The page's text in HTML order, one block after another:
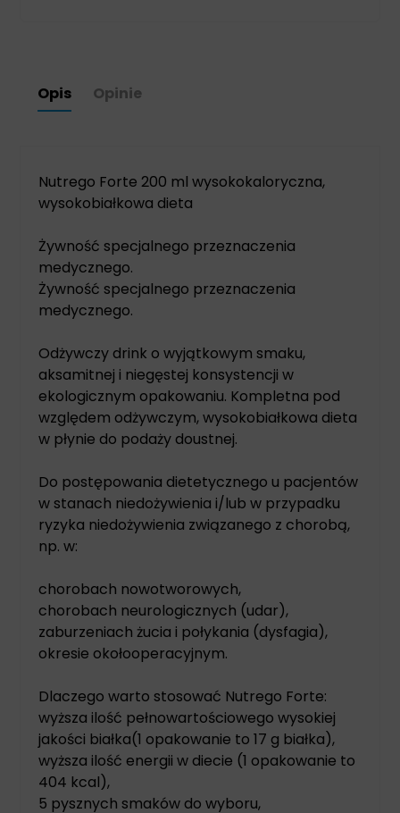
Opis Opinie
Nutrego Forte 200 ml wysokokaloryczna,
wysokobiałkowa dieta
Żywność specjalnego przeznaczenia
medycznego.
Żywność specjalnego przeznaczenia
medycznego.
Odżywczy drink o wyjątkowym smaku,
aksamitnej i niegęstej konsystencji w
ekologicznym opakowaniu. Kompletna pod
względem odżywczym, wysokobiałkowa dieta
w płynie do podaży doustnej.
Do postępowania dietetycznego u pacjentów
w stanach niedożywienia i/lub w przypadku
ryzyka niedożywienia związanego z chorobą,
np. w:
chorobach nowotworowych,
chorobach neurologicznych (udar),
zaburzeniach żucia i połykania (dysfagia),
okresie okołooperacyjnym.
Dlaczego warto stosować Nutrego Forte:
wyższa ilość pełnowartościowego wysokiej
jakości białka(1 opakowanie to 17 g białka),
wyższa ilość energii w diecie (1 opakowanie to
404 kcal),
5 pysznych smaków do wyboru,